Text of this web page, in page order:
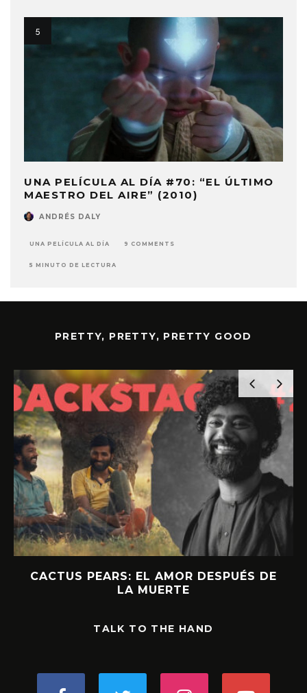
UNA PELÍCULA AL DÍA #70: “EL ÚLTIMO
MAESTRO DEL AIRE” (2010)
ANDRÉS DALY
UNA PELÍCULA AL DÍA 9 COMMENTS
5 MINUTO DE LECTURA
PRETTY, PRETTY, PRETTY GOOD
CACTUS PEARS: EL AMOR DESPUÉS DE
LA MUERTE
TALK TO THE HAND